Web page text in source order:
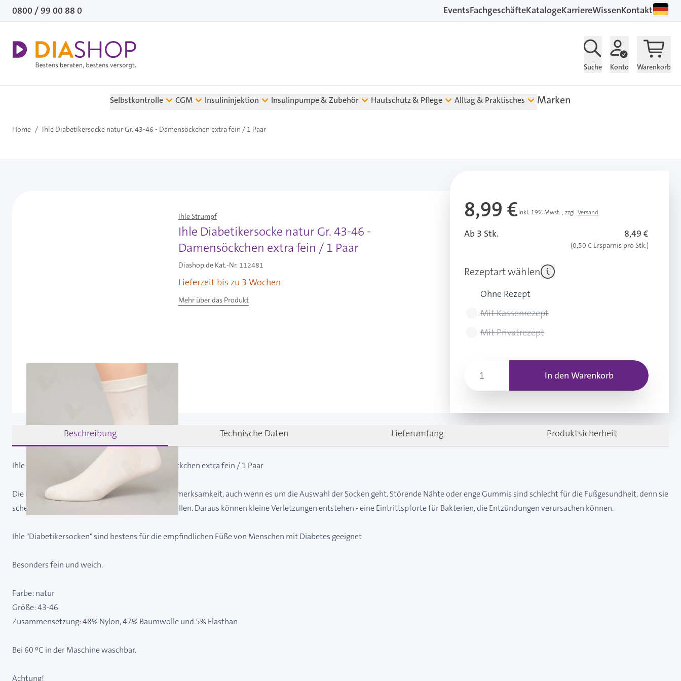
Direkt zum Inhalt
0800 / 99 00 88 0 EventsFachgeschäfteKatalogeKarriereWissenKontakt
Suche Konto Warenkorb
Selbstkontrolle CGM Insulininjektion Insulinpumpe & Zubehör Hautschutz & Pflege Alltag & Praktisches Marken
Home / Ihle Diabetikersocke natur Gr. 43-46 - Damensöckchen extra fein / 1 Paar
Ihle Strumpf
Ihle Diabetikersocke natur Gr. 43-46 -
Damensöckchen extra fein / 1 Paar
Diashop.de Kat.-Nr. 112481
Lieferzeit bis zu 3 Wochen
Mehr über das Produkt
8,99 €Inkl. 19% Mwst. , zzgl. Versand
Ab 3 Stk. 8,49 €
(0,50 € Ersparnis pro Stk.)
Rezeptart wählen
Ohne Rezept
Mit Kassenrezept
Mit Privatrezept
In den Warenkorb
Beschreibung Technische Daten Lieferumfang Produktsicherheit
Ihle Diabetikersocke natur Gr. 43-46 - Damensöckchen extra fein / 1 Paar
Die Füße verdienen bei Diabetes besondere Aufmerksamkeit, auch wenn es um die Auswahl der Socken geht. Störende Nähte oder enge Gummis sind schlecht für die Fußgesundheit, denn sie
scheuern an der Haut und verursachen Druckstellen. Daraus können kleine Verletzungen entstehen - eine Eintrittspforte für Bakterien, die Entzündungen verursachen können.
Ihle "Diabetikersocken" sind bestens für die empfindlichen Füße von Menschen mit Diabetes geeignet
Besonders fein und weich.
Farbe: natur
Größe: 43-46
Zusammensetzung: 48% Nylon, 47% Baumwolle und 5% Elasthan
Bei 60 ºC in der Maschine waschbar.
Achtung!